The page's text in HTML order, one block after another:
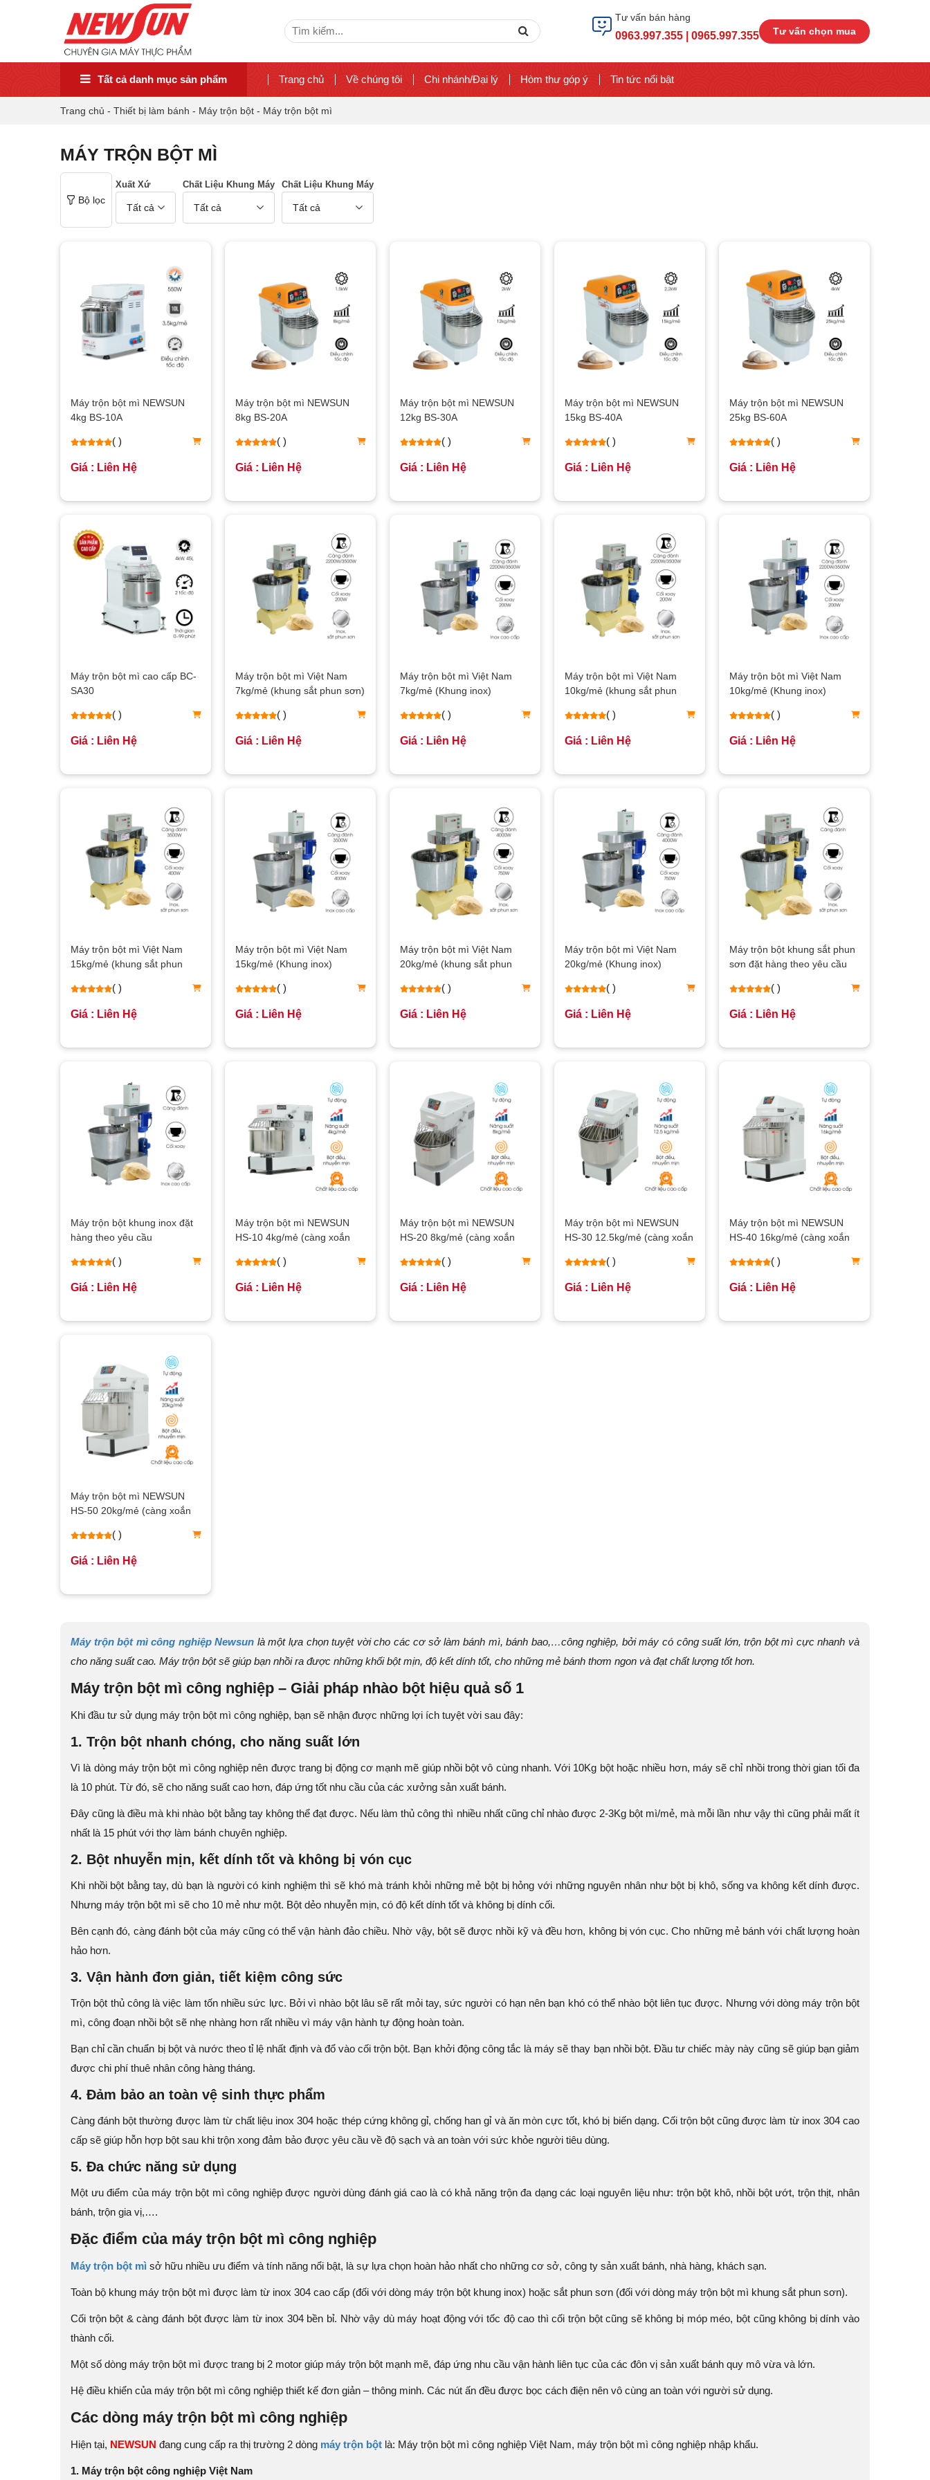
Search
Search
Tư vấn bán hàng
0963.997.355 | 0965.997.355 Tư vấn chọn mua
Tất cả danh mục sản phẩm Trang chủ Về chúng tôi Chi nhánh/Đại lý Hòm thư góp ý Tin tức nổi bật
Trang chủ - Thiết bị làm bánh - Máy trộn bột - Máy trộn bột mì
MÁY TRỘN BỘT MÌ
Bộ lọc
Xuất Xứ
Tất cả
Chất Liệu Khung Máy
Tất cả
Chất Liệu Khung Máy
Tất cả
Máy trộn bột mì NEWSUN
4kg BS-10A
( )
Giá : Liên Hệ
Máy trộn bột mì NEWSUN
8kg BS-20A
( )
Giá : Liên Hệ
Máy trộn bột mì NEWSUN
12kg BS-30A
( )
Giá : Liên Hệ
Máy trộn bột mì NEWSUN
15kg BS-40A
( )
Giá : Liên Hệ
Máy trộn bột mì NEWSUN
25kg BS-60A
( )
Giá : Liên Hệ
Máy trộn bột mì cao cấp BC-
SA30
( )
Giá : Liên Hệ
Máy trộn bột mì Việt Nam
7kg/mẻ (khung sắt phun sơn)
( )
Giá : Liên Hệ
Máy trộn bột mì Việt Nam
7kg/mẻ (Khung inox)
( )
Giá : Liên Hệ
Máy trộn bột mì Việt Nam
10kg/mẻ (khung sắt phun
( )
Giá : Liên Hệ
Máy trộn bột mì Việt Nam
10kg/mẻ (Khung inox)
( )
Giá : Liên Hệ
Máy trộn bột mì Việt Nam
15kg/mẻ (khung sắt phun
( )
Giá : Liên Hệ
Máy trộn bột mì Việt Nam
15kg/mẻ (Khung inox)
( )
Giá : Liên Hệ
Máy trộn bột mì Việt Nam
20kg/mẻ (khung sắt phun
( )
Giá : Liên Hệ
Máy trộn bột mì Việt Nam
20kg/mẻ (Khung inox)
( )
Giá : Liên Hệ
Máy trộn bột khung sắt phun
sơn đặt hàng theo yêu cầu
( )
Giá : Liên Hệ
Máy trộn bột khung inox đặt
hàng theo yêu cầu
( )
Giá : Liên Hệ
Máy trộn bột mì NEWSUN
HS-10 4kg/mẻ (càng xoắn
( )
Giá : Liên Hệ
Máy trộn bột mì NEWSUN
HS-20 8kg/mẻ (càng xoắn
( )
Giá : Liên Hệ
Máy trộn bột mì NEWSUN
HS-30 12.5kg/mẻ (càng xoắn
( )
Giá : Liên Hệ
Máy trộn bột mì NEWSUN
HS-40 16kg/mẻ (càng xoắn
( )
Giá : Liên Hệ
Máy trộn bột mì NEWSUN
HS-50 20kg/mẻ (càng xoắn
( )
Giá : Liên Hệ
Máy trộn bột mì công nghiệp Newsun là một lựa chọn tuyệt vời cho các cơ sở làm bánh mì, bánh bao,…công nghiệp, bởi máy có công suất lớn, trộn bột mì cực nhanh và
cho năng suất cao. Máy trộn bột sẽ giúp bạn nhồi ra được những khối bột mịn, độ kết dính tốt, cho những mẻ bánh thơm ngon và đạt chất lượng tốt hơn.
Máy trộn bột mì công nghiệp – Giải pháp nhào bột hiệu quả số 1
Khi đầu tư sử dụng máy trộn bột mì công nghiệp, bạn sẽ nhận được những lợi ích tuyệt vời sau đây:
1. Trộn bột nhanh chóng, cho năng suất lớn
Vì là dòng máy trộn bột mì công nghiệp nên được trang bị động cơ mạnh mẽ giúp nhồi bột vô cùng nhanh. Với 10Kg bột hoặc nhiều hơn, máy sẽ chỉ nhồi trong thời gian tối đa
là 10 phút. Từ đó, sẽ cho năng suất cao hơn, đáp ứng tốt nhu cầu của các xưởng sản xuất bánh.
Đây cũng là điều mà khi nhào bột bằng tay không thể đạt được. Nếu làm thủ công thì nhiều nhất cũng chỉ nhào được 2-3Kg bột mì/mẻ, mà mỗi lần như vậy thì cũng phải mất ít
nhất là 15 phút với thợ làm bánh chuyên nghiệp.
2. Bột nhuyễn mịn, kết dính tốt và không bị vón cục
Khi nhồi bột bằng tay, dù bạn là người có kinh nghiệm thì sẽ khó mà tránh khỏi những mẻ bột bị hỏng với những nguyên nhân như bột bị khô, sống va không kết dính được.
Nhưng máy trộn bột mì sẽ cho 10 mẻ như một. Bột dẻo nhuyễn mịn, có độ kết dính tốt và không bị dính cối.
Bên cạnh đó, càng đánh bột của máy cũng có thể vận hành đảo chiều. Nhờ vậy, bột sẽ được nhồi kỹ và đều hơn, không bị vón cục. Cho những mẻ bánh với chất lượng hoàn
hảo hơn.
3. Vận hành đơn giản, tiết kiệm công sức
Trộn bột thủ công là việc làm tốn nhiều sức lực. Bởi vì nhào bột lâu sẽ rất mỏi tay, sức người có hạn nên bạn khó có thể nhào bột liên tục được. Nhưng với dòng máy trộn bột
mì, công đoạn nhồi bột sẽ nhẹ nhàng hơn rất nhiều vì máy vận hành tự động hoàn toàn.
Bạn chỉ cần chuẩn bị bột và nước theo tỉ lệ nhất định và đổ vào cối trộn bột. Bạn khởi động công tắc là máy sẽ thay bạn nhồi bột. Đầu tư chiếc mày này cũng sẽ giúp bạn giảm
được chi phí thuê nhân công hàng tháng.
4. Đảm bảo an toàn vệ sinh thực phẩm
Càng đánh bột thường được làm từ chất liệu inox 304 hoặc thép cứng không gỉ, chống han gỉ và ăn mòn cực tốt, khó bị biến dạng. Cối trộn bột cũng được làm từ inox 304 cao
cấp sẽ giúp hỗn hợp bột sau khi trộn xong đảm bảo được yêu cầu về độ sạch và an toàn với sức khỏe người tiêu dùng.
5. Đa chức năng sử dụng
Một ưu điểm của máy trộn bột mì công nghiệp được người dùng đánh giá cao là có khả năng trộn đa dạng các loại nguyên liệu như: trộn bột khô, nhồi bột ướt, trộn thịt, nhân
bánh, trộn gia vị,….
Đặc điểm của máy trộn bột mì công nghiệp
Máy trộn bột mì sở hữu nhiều ưu điểm và tính năng nổi bật, là sự lựa chọn hoàn hảo nhất cho những cơ sở, công ty sản xuất bánh, nhà hàng, khách sạn.
Toàn bộ khung máy trộn bột mì được làm từ inox 304 cao cấp (đối với dòng máy trộn bột khung inox) hoặc sắt phun sơn (đối với dòng máy trộn bột mì khung sắt phun sơn).
Cối trộn bột & càng đánh bột được làm từ inox 304 bền bỉ. Nhờ vậy dù máy hoạt động với tốc độ cao thì cối trộn bột cũng sẽ không bị móp méo, bột cũng không bị dính vào
thành cối.
Một số dòng máy trộn bột mì được trang bị 2 motor giúp máy trộn bột mạnh mẽ, đáp ứng nhu cầu vận hành liên tục của các đôn vị sản xuất bánh quy mô vừa và lớn.
Hệ điều khiển của máy trộn bột mì công nghiệp thiết kế đơn giản – thông minh. Các nút ấn đều được bọc cách điện nên vô cùng an toàn với người sử dụng.
Các dòng máy trộn bột mì công nghiệp
Hiện tại, NEWSUN đang cung cấp ra thị trường 2 dòng máy trộn bột là: Máy trộn bột mì công nghiệp Việt Nam, máy trộn bột mì công nghiệp nhập khẩu.
1. Máy trộn bột công nghiệp Việt Nam